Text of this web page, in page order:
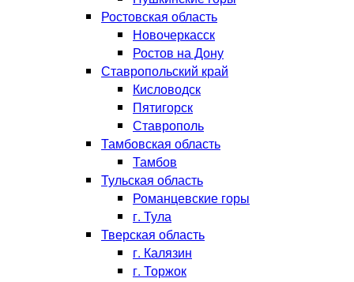
Ростовская область
Новочеркасск
Ростов на Дону
Ставропольский край
Кисловодск
Пятигорск
Ставрополь
Тамбовская область
Тамбов
Тульская область
Романцевские горы
г. Тула
Тверская область
г. Калязин
г. Торжок